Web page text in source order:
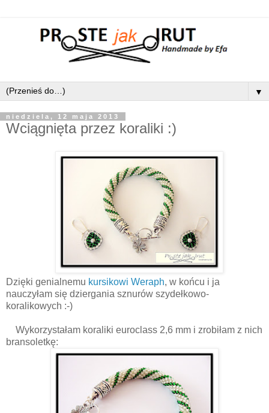
▼
niedziela, 12 maja 2013
Wciągnięta przez koraliki :)
Dzięki genialnemu kursikowi Weraph, w końcu i ja
nauczyłam się dziergania sznurów szydełkowo-
koralikowych :-)
Wykorzystałam koraliki euroclass 2,6 mm i zrobiłam z nich
bransoletkę: